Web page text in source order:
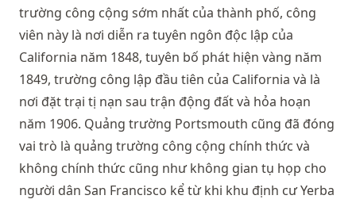
trường công cộng sớm nhất của thành phố, công
viên này là nơi diễn ra tuyên ngôn độc lập của
California năm 1848, tuyên bố phát hiện vàng năm
1849, trường công lập đầu tiên của California và là
nơi đặt trại tị nạn sau trận động đất và hỏa hoạn
năm 1906. Quảng trường Portsmouth cũng đã đóng
vai trò là quảng trường công cộng chính thức và
không chính thức cũng như không gian tụ họp cho
người dân San Francisco kể từ khi khu định cư Yerba